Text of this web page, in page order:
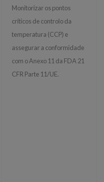
Monitorizar os pontos
críticos de controlo da
temperatura (CCP) e
assegurar a conformidade
com o Anexo 11 da FDA 21
CFR Parte 11/UE.